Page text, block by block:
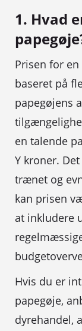
1. Hvad
Prisen for
baseret på
papegøjens
en talende
Y kroner.
trænet og
kan prisen
at inkludere
Hvis du er
papegøje,
dyrehandel,